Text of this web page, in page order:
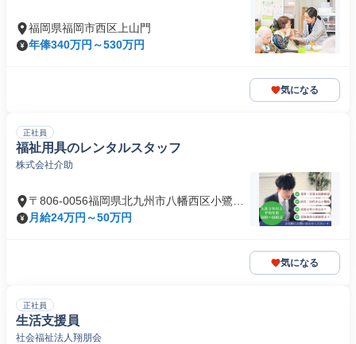
福岡県福岡市西区上山門
年俸340万円～530万円
気になる
正社員
福祉用具のレンタルスタッフ
株式会社介助
〒806-0056福岡県北九州市八幡西区小鷺田
町
月給24万円～50万円
気になる
正社員
生活支援員
社会福祉法人翔朋会